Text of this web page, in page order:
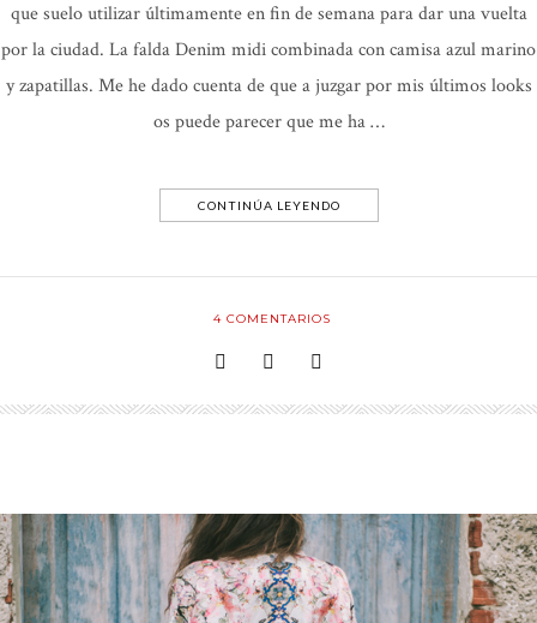
que suelo utilizar últimamente en fin de semana para dar una vuelta
por la ciudad. La falda Denim midi combinada con camisa azul marino
y zapatillas. Me he dado cuenta de que a juzgar por mis últimos looks
os puede parecer que me ha …
CONTINÚA LEYENDO
4COMENTARIOS